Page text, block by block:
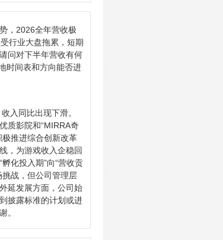
，2026全年营收极
行业大盘拖累，短期
问对下半年营收有何
时间表和方向能否进
入同比出现下滑。
质影院和“MIRRA奇
推进综合创新改革
，为游戏收入企稳回
化投入期”向“营收贡
战，但公司管理层
延发展方面，公司始
披露标准的计划或进
。